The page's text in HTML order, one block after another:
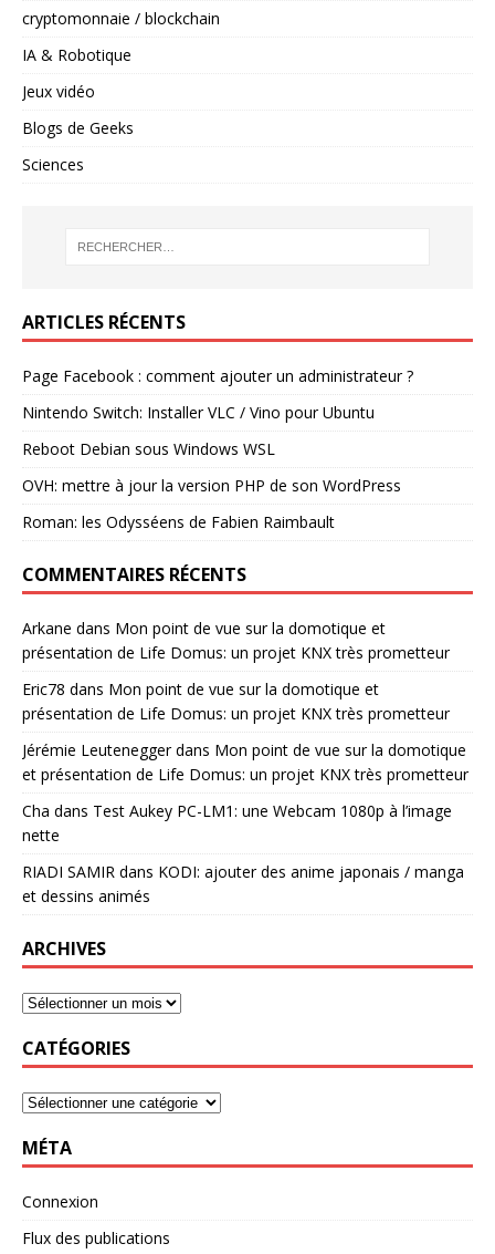
cryptomonnaie / blockchain
IA & Robotique
Jeux vidéo
Blogs de Geeks
Sciences
ARTICLES RÉCENTS
Page Facebook : comment ajouter un administrateur ?
Nintendo Switch: Installer VLC / Vino pour Ubuntu
Reboot Debian sous Windows WSL
OVH: mettre à jour la version PHP de son WordPress
Roman: les Odysséens de Fabien Raimbault
COMMENTAIRES RÉCENTS
Arkane dans Mon point de vue sur la domotique et
présentation de Life Domus: un projet KNX très prometteur
Eric78 dans Mon point de vue sur la domotique et
présentation de Life Domus: un projet KNX très prometteur
Jérémie Leuteneggerdans Mon point de vue sur la domotique
et présentation de Life Domus: un projet KNX très prometteur
Cha dans Test Aukey PC-LM1: une Webcam 1080p à l’image
nette
RIADI SAMIR dans KODI: ajouter des anime japonais / manga
et dessins animés
ARCHIVES
CATÉGORIES
MÉTA
Connexion
Flux des publications